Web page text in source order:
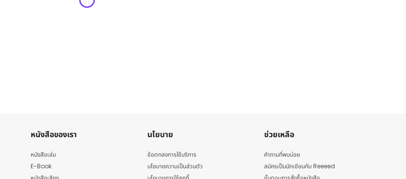
หนังสือของเรา
หนังสือเล่ม
E-Book
นโยบาย
ข้อตกลงการใช้บริการ
นโยบายความเป็นส่วนตัว
ช่วยเหลือ
คำถามที่พบบ่อย
สมัครเป็นนักเขียนกับ Reeeed